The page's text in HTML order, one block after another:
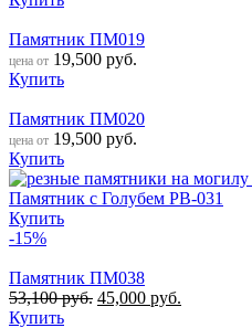
Памятник ПМ019
цена от 19,500 руб.
Купить
Памятник ПМ020
цена от 19,500 руб.
Купить
Памятник с Голубем РВ-031
Купить
-15%
Памятник ПМ038
53,100руб. 45,000 руб.
Купить